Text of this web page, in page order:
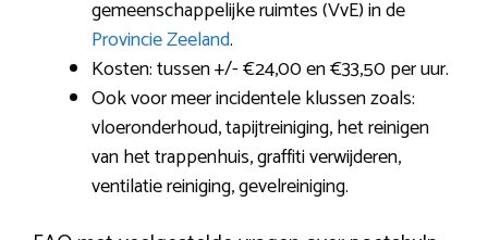
gemeenschappelijke ruimtes (VvE) in de
Provincie Zeeland.
Kosten: tussen +/- €24,00 en €33,50 per uur.
Ook voor meer incidentele klussen zoals:
vloeronderhoud, tapijtreiniging, het reinigen
van het trappenhuis, graffiti verwijderen,
ventilatie reiniging, gevelreiniging.